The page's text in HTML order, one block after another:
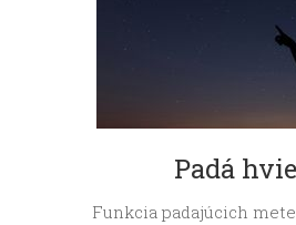
Padá
Funkcia padajúcich